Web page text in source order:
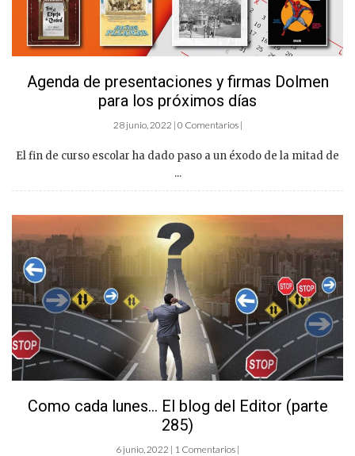
Agenda de presentaciones y firmas Dolmen
para los próximos días
28 junio, 2022 | 0 Comentarios |
El fin de curso escolar ha dado paso a un éxodo de la mitad de
...
Como cada lunes… El blog del Editor (parte
285)
6 junio, 2022 | 1 Comentarios |